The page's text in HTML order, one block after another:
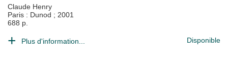
Claude Henry
Paris : Dunod ; 2001
688 p.
Plus d'information... Disponible